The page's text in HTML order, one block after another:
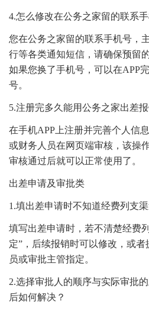
4.怎么修改在公务之家留的联系手
您在公务之家留的联系手机号，
行等各类通知短信，请确保预留
如果您换了手机号，可以在APP
号。
5.注册完多久能用公务之家出差报
在手机APP上注册并完善个人信
或财务人员在网页端审核，该操
审核通过后就可以正常使用了。
出差申请及审批类
1.填出差申请时不知道经费列支
填写出差申请时，若不清楚经费
定”，后续报销时可以修改，或者
员或审批主管指定。
2.选择审批人的顺序与实际审批
后如何解决？